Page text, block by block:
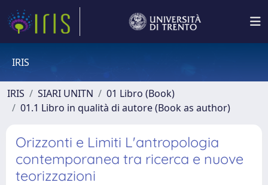
IRIS
IRIS SIARI UNITN
01 Libro (Book)
01.1 Libro in qualità di autore (Book as author)
Orizzonti e Limiti L'antropologia
contemporanea tra ricerca e nuove
teorizzazioni